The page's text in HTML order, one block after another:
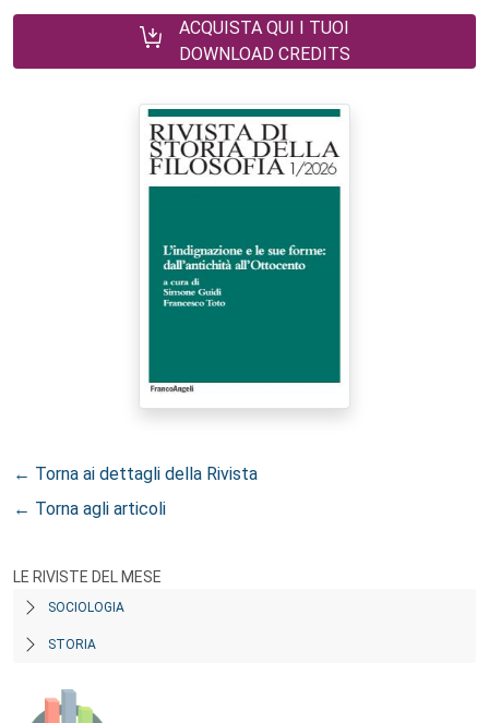
ACQUISTA QUI I TUOI
DOWNLOAD CREDITS
← Torna ai dettagli della Rivista
← Torna agli articoli
LE RIVISTE DEL MESE
SOCIOLOGIA
STORIA